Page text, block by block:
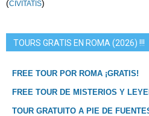
(CIVITATIS)
TOURS GRATIS EN ROMA (2026) !!!
FREE TOUR POR ROMA ¡GRATIS!
FREE TOUR DE MISTERIOS Y
TOUR GRATUITO A PIE DE